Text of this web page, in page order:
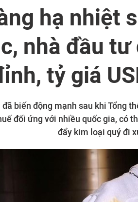
hạ nhiệt
nhà đầu
tỷ giá
biến động mạnh sau khi Tổng
đối ứng với nhiều quốc gia, có
đẩy kim loại quý đi